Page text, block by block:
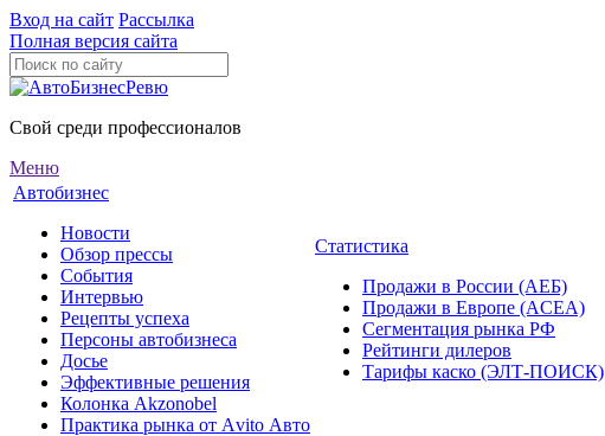
Вход на сайт Рассылка
Полная версия сайта
Свой среди профессионалов
Меню
Автобизнес
Новости
Обзор прессы
События
Интервью
Рецепты успеха
Персоны автобизнеса
Досье
Эффективные решения
Колонка Akzonobel
Практика рынка от Аvito Авто
Статистика
Продажи в России (АЕБ)
Продажи в Европе (ACEA)
Сегментация рынка РФ
Рейтинги дилеров
Тарифы каско (ЭЛТ-ПОИСК)